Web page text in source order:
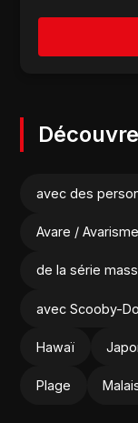
avec des
Avare / Avarisme
de la série
avec Scooby-
Hawaï
Plage